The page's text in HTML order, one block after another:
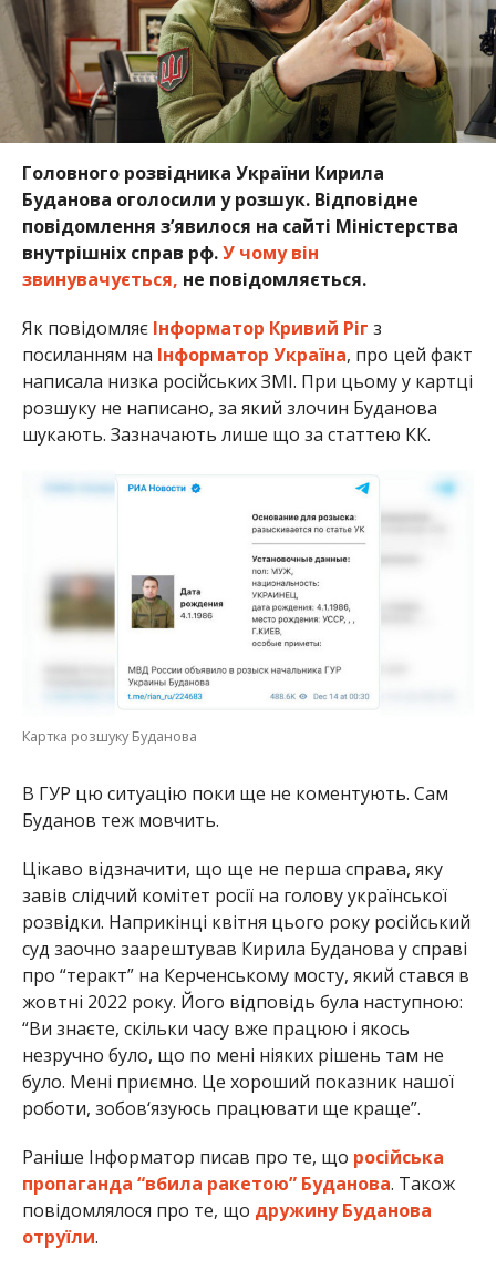
Головного розвідника України Кирила
Буданова оголосили у розшук. Відповідне
повідомлення з’явилося на сайті Міністерства
внутрішніх справ рф.У чому він
звинувачується, не повідомляється.
Як повідомляє Інформатор Кривий Ріг з
посиланням на Інформатор Україна, про цей факт
написала низка російських ЗМІ. При цьому у картці
розшуку не написано, за який злочин Буданова
шукають. Зазначають лише що за статтею КК.
Картка розшуку Буданова
В ГУР цю ситуацію поки ще не коментують. Сам
Буданов теж мовчить.
Цікаво відзначити, що ще не перша справа, яку
завів слідчий комітет росії на голову української
розвідки. Наприкінці квітня цього року російський
суд заочно заарештував Кирила Буданова у справі
про “теракт” на Керченському мосту, який стався в
жовтні 2022 року. Його відповідь була наступною:
“Ви знаєте, скільки часу вже працюю і якось
незручно було, що по мені ніяких рішень там не
було. Мені приємно. Це хороший показник нашої
роботи, зобов‘язуюсь працювати ще краще”.
Раніше Інформатор писав про те, що російська
пропаганда “вбила ракетою” Буданова. Також
повідомлялося про те, що дружину Буданова
отруїли.